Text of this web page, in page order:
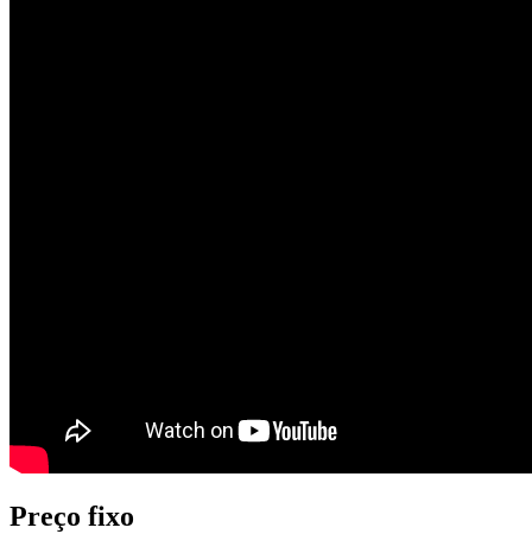
Preço fixo